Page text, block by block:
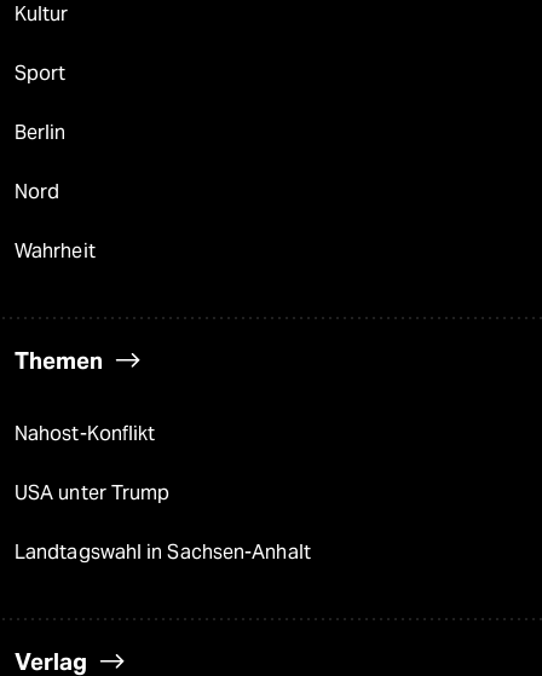
Kultur
Sport
Berlin
Nord
Wahrheit
Themen
Nahost-Konflikt
USA unter Trump
Landtagswahl in Sachsen-Anhalt
Verlag